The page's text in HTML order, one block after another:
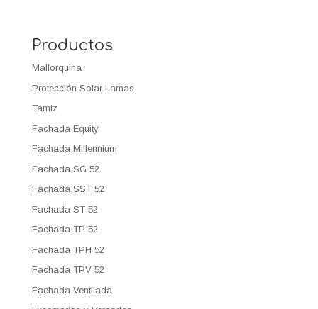
Productos
Mallorquina
Protección Solar Lamas
Tamiz
Fachada Equity
Fachada Millennium
Fachada SG 52
Fachada SST 52
Fachada ST 52
Fachada TP 52
Fachada TPH 52
Fachada TPV 52
Fachada Ventilada